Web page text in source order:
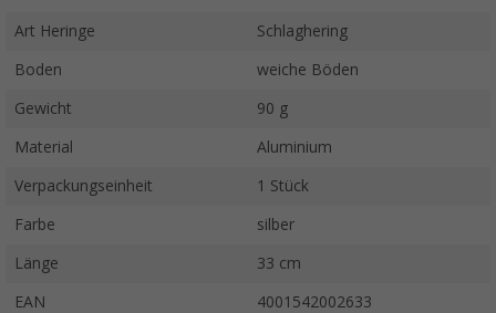
Art Heringe Schlaghering
Boden weiche Böden
Gewicht 90 g
Material Aluminium
Verpackungseinheit 1 Stück
Farbe silber
Länge 33 cm
EAN 4001542002633